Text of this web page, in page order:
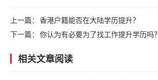
上一篇： 香港户籍能否在大陆学历提升？
下一篇： 你认为有必要为了找工作提升学历吗？
相关文章阅读